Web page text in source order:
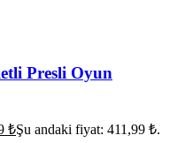
Presli Oyun
₺Şu andaki fiyat: 411,99 ₺.